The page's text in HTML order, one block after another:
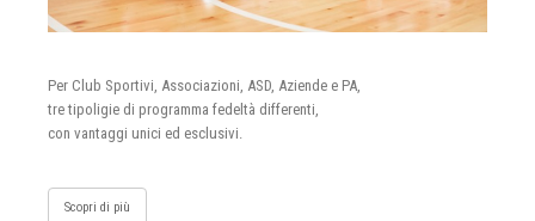
Per Club Sportivi, Associazioni, ASD, Aziende e PA,
tre tipoligie di programma fedeltà differenti,
con vantaggi unici ed esclusivi.
Scopri di più